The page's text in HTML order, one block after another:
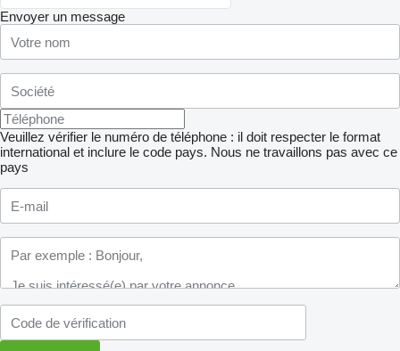
Envoyer un message
Veuillez vérifier le numéro de téléphone : il doit respecter le format
international et inclure le code pays. Nous ne travaillons pas avec ce
pays